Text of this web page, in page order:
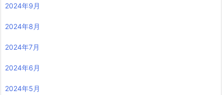
2024年9月
2024年8月
2024年7月
2024年6月
2024年5月